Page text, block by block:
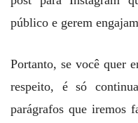
público e gerem
Portanto, se você quer
respeito, é só
parágrafos que iremos